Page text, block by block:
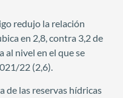
redujo la relación
en 2,8, contra 3,2 de
al nivel en el que se
22 (2,6).
de las reservas hídricas